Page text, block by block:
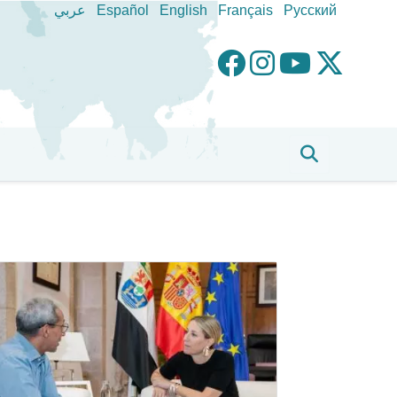
عربي Español English Français Pусский